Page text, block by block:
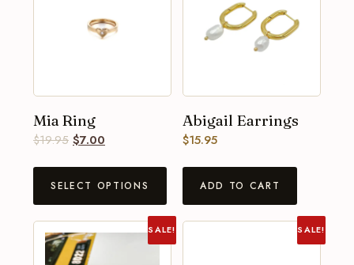
Mia Ring
$19.95 $7.00
SELECT OPTIONS
Abigail Earrings
$15.95
ADD TO CART
SALE! SALE!